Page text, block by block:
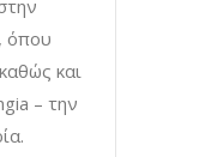
όπου
και
– την